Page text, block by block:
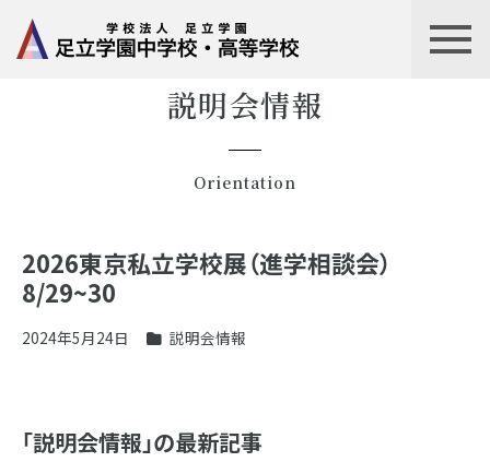
説明会情報
Orientation
2026東京私立学校展（進学相談会）
8/29~30
2024年5月24日 説明会情報
「説明会情報」の最新記事